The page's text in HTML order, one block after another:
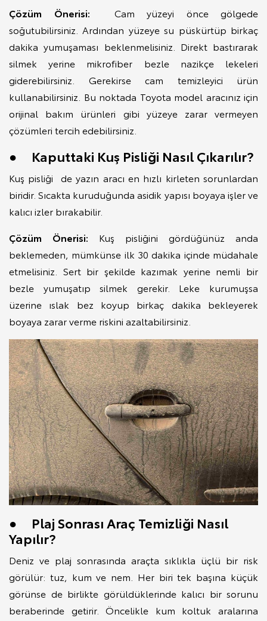
Çözüm Önerisi:
Cam yüzeyi önce gölgede
soğutubilirsiniz. Ardından yüzeye su püskürtüp birkaç
dakika yumuşaması beklenmelisiniz. Direkt bastırarak
silmek yerine mikrofiber bezle nazikçe lekeleri
giderebilirsiniz. Gerekirse cam temizleyici ürün
kullanabilirsiniz. Bu noktada Toyota model aracınız için
orijinal bakım ürünleri gibi yüzeye zarar vermeyen
çözümleri tercih edebilirsiniz.
● Kaputtaki Kuş Pisliği Nasıl Çıkarılır?
Kuş pisliği de yazın aracı en hızlı kirleten sorunlardan
biridir. Sıcakta kuruduğunda asidik yapısı boyaya işler ve
kalıcı izler bırakabilir.
Çözüm Önerisi: Kuş pisliğini gördüğünüz anda
beklemeden, mümkünse ilk 30 dakika içinde müdahale
etmelisiniz. Sert bir şekilde kazımak yerine nemli bir
bezle yumuşatıp silmek gerekir. Leke kurumuşsa
üzerine ıslak bez koyup birkaç dakika bekleyerek
boyaya zarar verme riskini azaltabilirsiniz.
● Plaj Sonrası Araç Temizliği Nasıl
Yapılır?
Deniz ve plaj sonrasında araçta sıklıkla üçlü bir risk
görülür: tuz, kum ve nem. Her biri tek başına küçük
görünse de birlikte görüldüklerinde kalıcı bir sorunu
beraberinde getirir. Öncelikle kum koltuk aralarına